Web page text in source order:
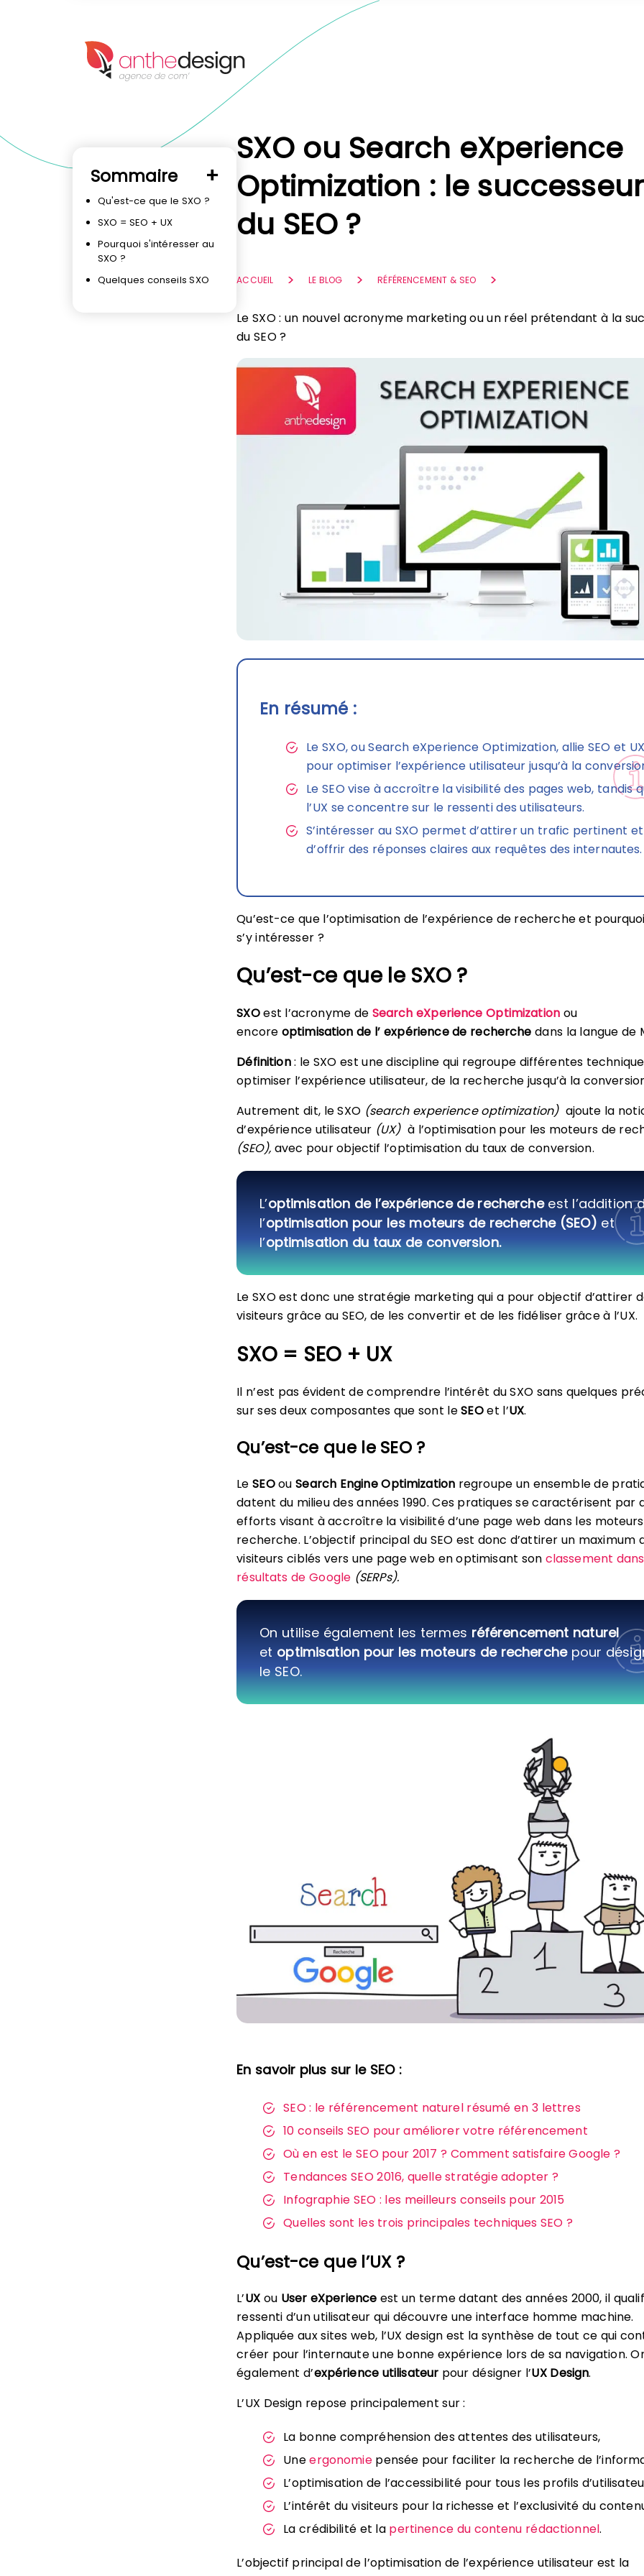
Sommaire
Qu'est-ce que le SXO ?
SXO = SEO + UX
Pourquoi s'intéresser au
SXO ?
Quelques conseils SXO
SXO ou Search eXperience
Optimization : le successeur
du SEO ?
ACCUEIL LE BLOG RÉFÉRENCEMENT & SEO
Le SXO : un nouvel acronyme marketing ou un réel prétendant à la
du SEO ?
En résumé :
Le SXO, ou Search eXperience Optimization, allie SEO et
pour optimiser l’expérience utilisateur jusqu’à la
Le SEO vise à accroître la visibilité des pages web, tandis
l’UX se concentre sur le ressenti des utilisateurs.
S’intéresser au SXO permet d’attirer un trafic pertinent et
d’offrir des réponses claires aux requêtes des internautes.
Qu’est-ce que l’optimisation de l’expérience de recherche et
s’y intéresser ?
Qu’est-ce que le SXO ?
SXOest l’acronyme de Search eXperience Optimization ou
encore optimisation de l’ expérience de recherchedans la langue de
Définition: le SXO est une discipline qui regroupe différentes
optimiser l’expérience utilisateur, de la recherche jusqu’à la
Autrement dit, le SXO (search experience optimization)ajoute la
d’expérience utilisateur (UX)à l’optimisation pour les moteurs de
(SEO), avec pour objectif l’optimisation du taux de conversion.
L’optimisation de l’expérience de rechercheest l’addition
l’optimisation pour les moteurs de recherche (SEO) et
l’optimisation du taux de conversion.
Le SXO est donc une stratégie marketing qui a pour objectif d’attirer
visiteurs grâce au SEO, de les convertir et de les fidéliser grâce à l’UX.
SXO = SEO + UX
Il n’est pas évident de comprendre l’intérêt du SXO sans quelques
sur ses deux composantes que sont leSEOet l’UX.
Qu’est-ce que le SEO ?
LeSEOouSearch Engine Optimization regroupe un ensemble de
datent du milieu des années 1990. Ces pratiques se caractérisent par
efforts visant à accroître la visibilité d’une page web dans les
recherche. L’objectif principal du SEO est donc d’attirer un maximum
visiteurs ciblés vers une page web en optimisant son classement
résultats de Google (SERPs).
On utilise également les termes référencement naturel
et optimisation pour les moteurs de recherche pour
le SEO.
En savoir plus sur le SEO :
SEO : le référencement naturel résumé en 3 lettres
10 conseils SEO pour améliorer votre référencement
Où en est le SEO pour 2017 ? Comment satisfaire Google ?
Tendances SEO 2016, quelle stratégie adopter ?
Infographie SEO : les meilleurs conseils pour 2015
Quelles sont les trois principales techniques SEO ?
Qu’est-ce que l’UX ?
L’UXou User eXperience est un terme datant des années 2000, il
ressenti d’un utilisateur qui découvre une interface homme machine.
Appliquée aux sites web, l’UX design est la synthèse de tout ce qui
créer pour l’internaute une bonne expérience lors de sa navigation.
également d’expérience utilisateur pour désigner l’UX Design.
L’UX Design repose principalement sur :
La bonne compréhension des attentes des utilisateurs,
Uneergonomiepensée pour faciliter la recherche de
L’optimisation de l’accessibilité pour tous les profils
L’intérêt du visiteurs pour la richesse et l’exclusivité du
La crédibilité et la pertinence du contenu rédactionnel.
L’objectif principal de l’optimisation de l’expérience utilisateur est la